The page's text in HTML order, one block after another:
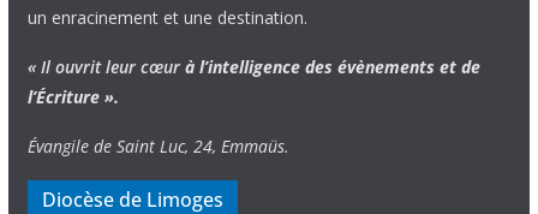
un enracinement et une destination.
« Il ouvrit leur cœur à l’intelligence des évènements et de
l’Écriture ».
Évangile de Saint Luc, 24, Emmaüs.
Diocèse de Limoges